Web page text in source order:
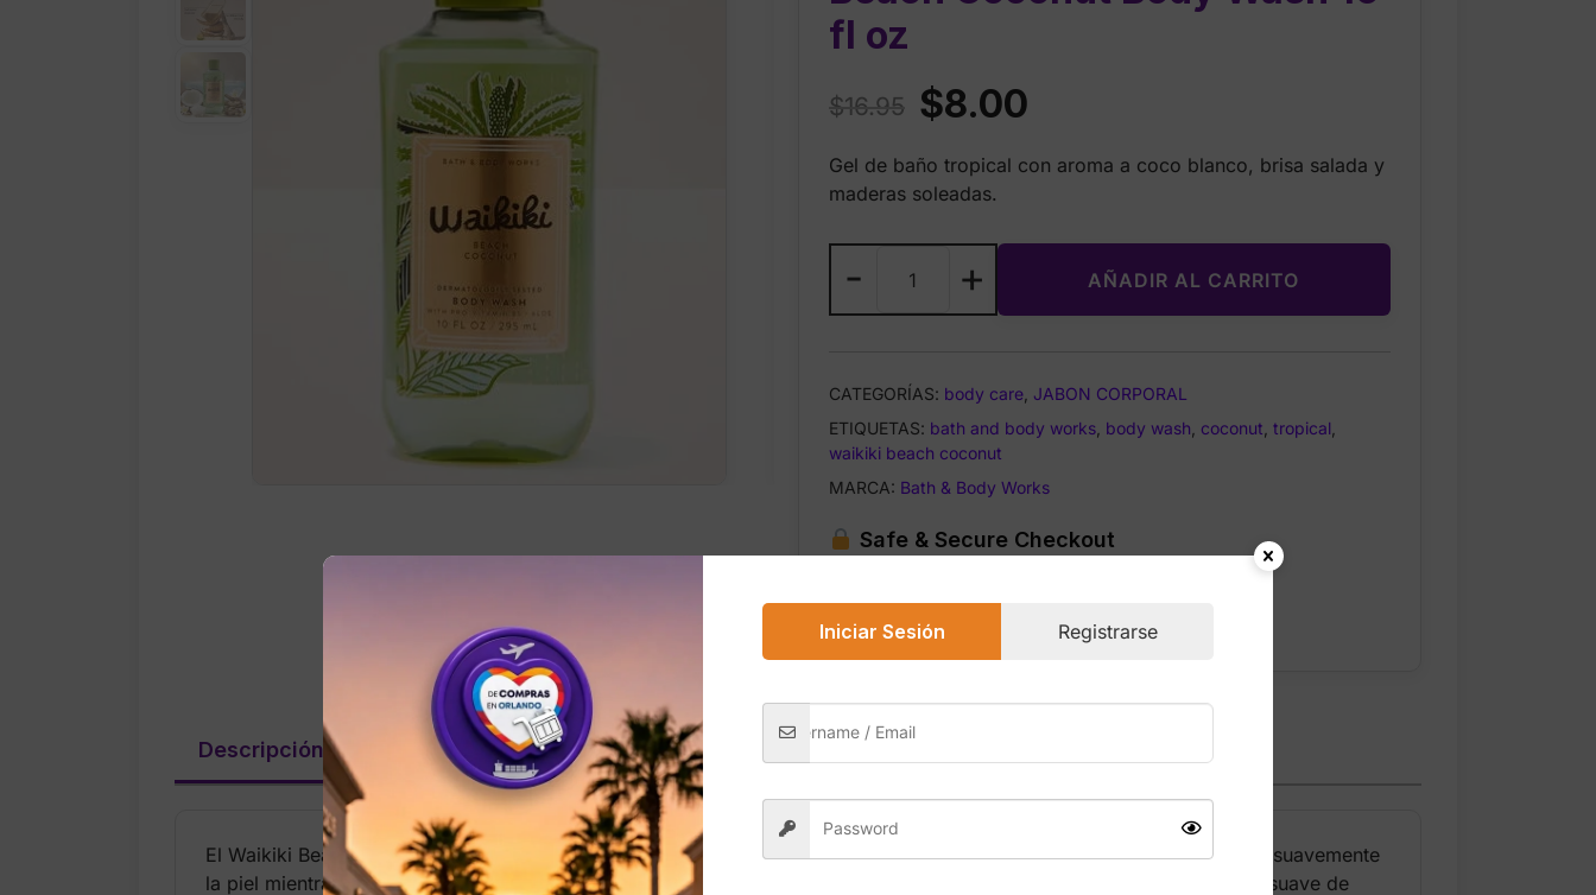
fl oz
$16.95 Original
was:
$8.00
is:
Gel de baño tropical con aroma a coco blanco, brisa salada y
maderas soleadas.
-
&
Body
Beach
Coconut
Body
Wash
fl
cantidad
+ AÑADIR AL CARRITO
CATEGORÍAS: body care JABON CORPORAL
ETIQUETAS: bath and body works body wash coconut tropical
waikiki beach coconut
MARCA: Bath & Body Works
Safe & Secure Checkout
Descripción Valoraciones (0)
El Waikiki Beach Coconut Body Wash de Bath & Body Works es un gel de baño tropical, fresco y veraniego que limpia suavemente
la piel mientras la envuelve en un aroma playero irresistible. Su fragancia combina coco blanco tropical con una brisa suave de
Iniciar Sesión Registrarse